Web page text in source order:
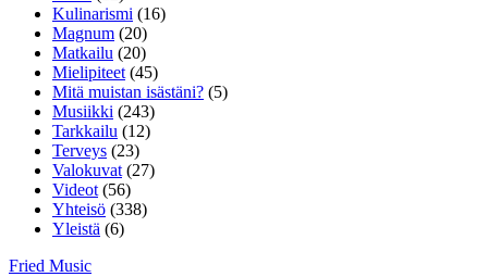
Kulinarismi (16)
Magnum (20)
Matkailu (20)
Mielipiteet (45)
Mitä muistan isästäni? (5)
Musiikki (243)
Tarkkailu (12)
Terveys (23)
Valokuvat (27)
Videot (56)
Yhteisö (338)
Yleistä (6)
Fried Music